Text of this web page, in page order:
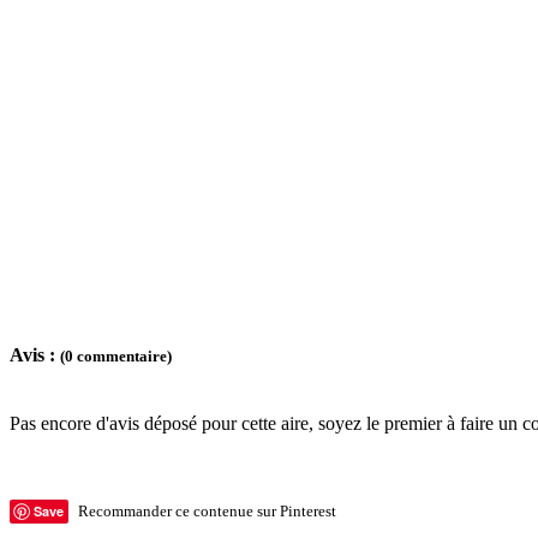
Avis : (0 commentaire)
Pas encore d'avis déposé pour cette aire, soyez le premier à faire un
Save Recommander ce contenue sur Pinterest